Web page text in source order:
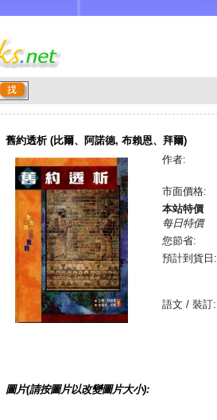
舊約透析 (比爾、阿諾德, 布賴恩、拜爾)
作者:
市面價格:
本站特價
每日特價
您節省:
預計到貨日:
語文 / 裝訂:
圖片(請按圖片以改變圖片大小):